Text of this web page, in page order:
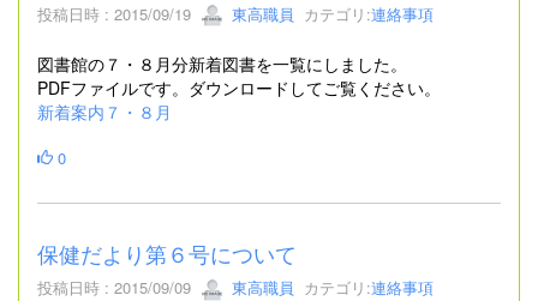
投稿日時 : 2015/09/19 東高職員 カテゴリ:連絡事項
図書館の７・８月分新着図書を一覧にしました。
PDFファイルです。ダウンロードしてご覧ください。
新着案内７・８月
0
保健だより第６号について
投稿日時 : 2015/09/09 東高職員 カテゴリ:連絡事項